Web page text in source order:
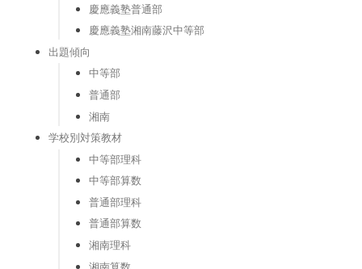
慶應義塾普通部
慶應義塾湘南藤沢中等部
出題傾向
中等部
普通部
湘南
学校別対策教材
中等部理科
中等部算数
普通部理科
普通部算数
湘南理科